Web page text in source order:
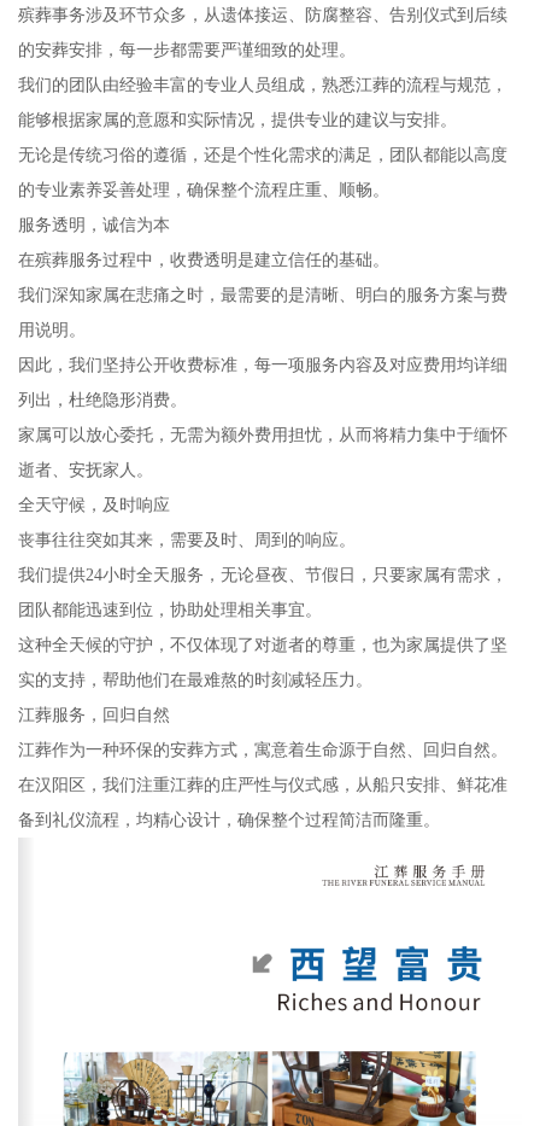
殡葬事务涉及环节众多，从遗体接运、防腐整容、告别仪式到后续
的安葬安排，每一步都需要严谨细致的处理。
我们的团队由经验丰富的专业人员组成，熟悉江葬的流程与规范，
能够根据家属的意愿和实际情况，提供专业的建议与安排。
无论是传统习俗的遵循，还是个性化需求的满足，团队都能以高度
的专业素养妥善处理，确保整个流程庄重、顺畅。
服务透明，诚信为本
在殡葬服务过程中，收费透明是建立信任的基础。
我们深知家属在悲痛之时，最需要的是清晰、明白的服务方案与费
用说明。
因此，我们坚持公开收费标准，每一项服务内容及对应费用均详细
列出，杜绝隐形消费。
家属可以放心委托，无需为额外费用担忧，从而将精力集中于缅怀
逝者、安抚家人。
全天守候，及时响应
丧事往往突如其来，需要及时、周到的响应。
我们提供24小时全天服务，无论昼夜、节假日，只要家属有需求，
团队都能迅速到位，协助处理相关事宜。
这种全天候的守护，不仅体现了对逝者的尊重，也为家属提供了坚
实的支持，帮助他们在最难熬的时刻减轻压力。
江葬服务，回归自然
江葬作为一种环保的安葬方式，寓意着生命源于自然、回归自然。
在汉阳区，我们注重江葬的庄严性与仪式感，从船只安排、鲜花准
备到礼仪流程，均精心设计，确保整个过程简洁而隆重。